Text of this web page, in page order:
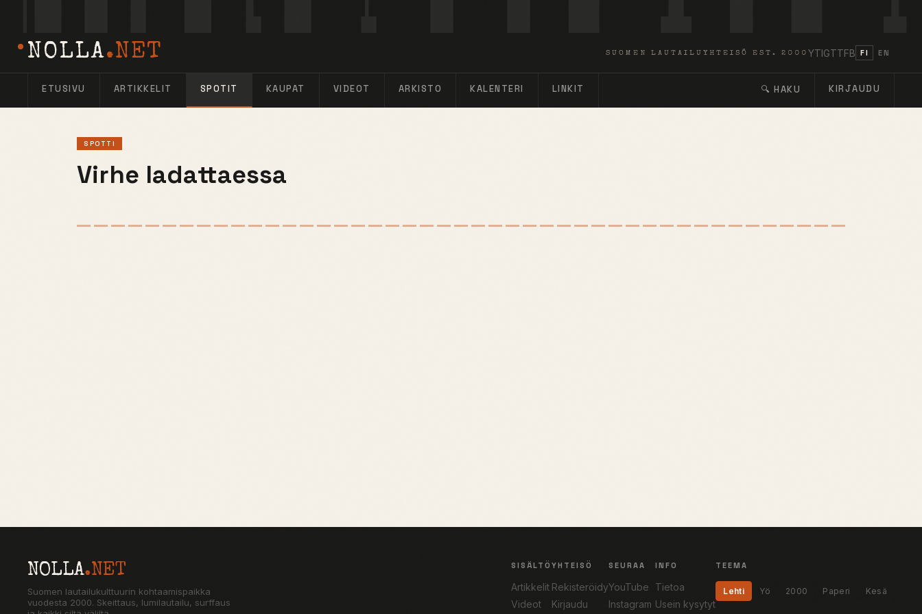
NOLLA.NET SUOMEN LAUTAILUYHTEISÖ EST. 2000 YTIGTTFB FI EN
ETUSIVU ARTIKKELIT SPOTIT KAUPAT VIDEOT ARKISTO KALENTERI LINKIT 🔍 HAKU KIRJAUDU
SPOTTI
Virhe ladattaessa
NOLLA.NET
Suomen lautailukulttuurin kohtaamispaikka
vuodesta 2000. Skeittaus, lumilautailu, surffaus
SISÄLTÖ
Artikkelit
Videot
YHTEISÖ
Rekisteröidy
Kirjaudu
SEURAA
YouTube
Instagram
INFO
Tietoa
Usein kysytyt
TEEMA
Lehti Yö 2000 Paperi Kesä